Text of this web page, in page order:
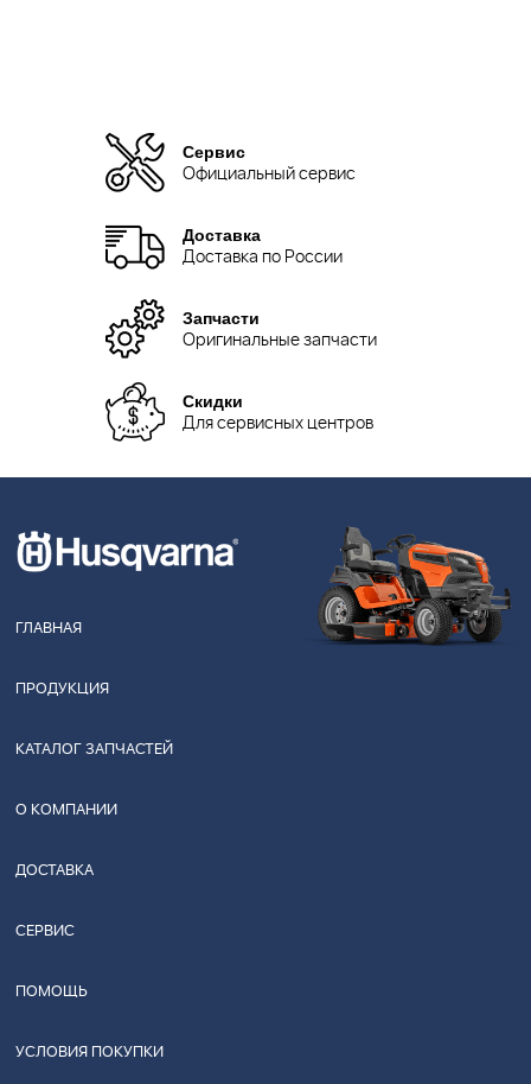
Сервис
Официальный сервис
Доставка
Доставка по России
Запчасти
Оригинальные запчасти
Скидки
Для сервисных центров
ГЛАВНАЯ
ПРОДУКЦИЯ
КАТАЛОГ ЗАПЧАСТЕЙ
О КОМПАНИИ
ДОСТАВКА
СЕРВИС
ПОМОЩЬ
УСЛОВИЯ ПОКУПКИ